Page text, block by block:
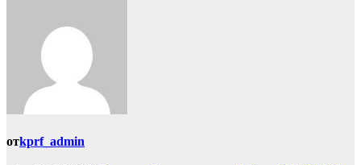
отkprf_admin